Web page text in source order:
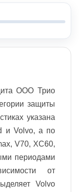
ООО Трио
защиты
указана
и Volvo, а по
V70, XC60,
периодами
от
Volvo